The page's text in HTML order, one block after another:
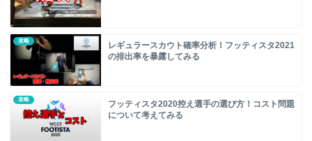
攻略
レギュラースカウト確率分析！フッティスタ2021
の排出率を暴露してみる
攻略
フッティスタ2020控え選手の選び方！コスト問題
について考えてみる